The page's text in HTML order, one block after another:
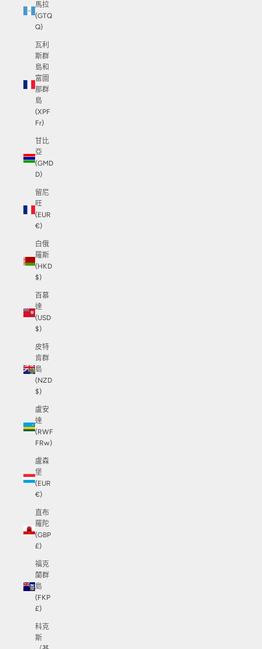
馬拉
(GTQ
Q)
瓦利
斯群
島和
富圖
那群
島
(XPF
Fr)
甘比
亞
(GMD
D)
留尼
旺
(EUR
€)
白俄
羅斯
(HKD
$)
百慕
達
(USD
$)
皮特
肯群
島
(NZD
$)
盧安
達
(RWF
FRw)
盧森
堡
(EUR
€)
直布
羅陀
(GBP
£)
福克
蘭群
島
(FKP
£)
科克
斯